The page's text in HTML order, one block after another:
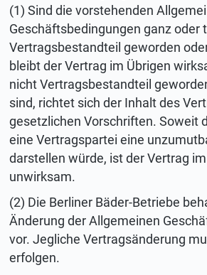
(1) Sind die vorstehenden
Geschäftsbedingungen ganz oder
Vertragsbestandteil geworden
bleibt der Vertrag im Übrigen
nicht Vertragsbestandteil
sind, richtet sich der Inhalt des
gesetzlichen Vorschriften. Soweit
eine Vertragspartei eine
darstellen würde, ist der Vertrag
unwirksam.
(2) Die Berliner Bäder-Betriebe
Änderung der Allgemeinen
vor. Jegliche Vertragsänderung
erfolgen.